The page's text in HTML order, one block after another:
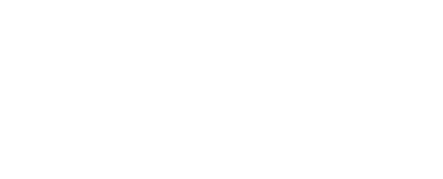
与しています
なユーザーです
せた実績があります